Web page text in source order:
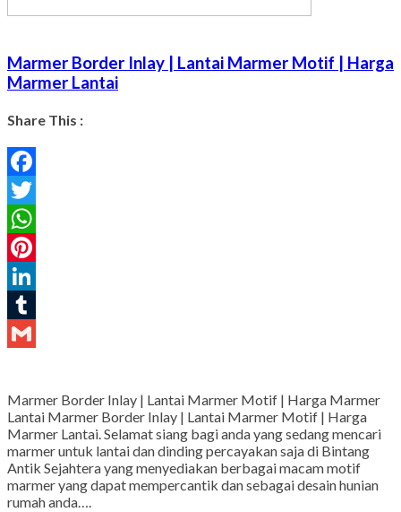
Marmer Border Inlay | Lantai Marmer Motif | Harga
Marmer Lantai
Share This :
Facebook
Twitter
WhatsApp
Pinterest
LinkedIn
Tumblr
Marmer Border Inlay | Lantai Marmer Motif | Harga Marmer
Lantai Marmer Border Inlay | Lantai Marmer Motif | Harga
Marmer Lantai. Selamat siang bagi anda yang sedang mencari
marmer untuk lantai dan dinding percayakan saja di Bintang
Antik Sejahtera yang menyediakan berbagai macam motif
marmer yang dapat mempercantik dan sebagai desain hunian
rumah anda….